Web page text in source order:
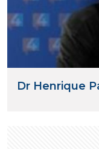
Dr Henrique